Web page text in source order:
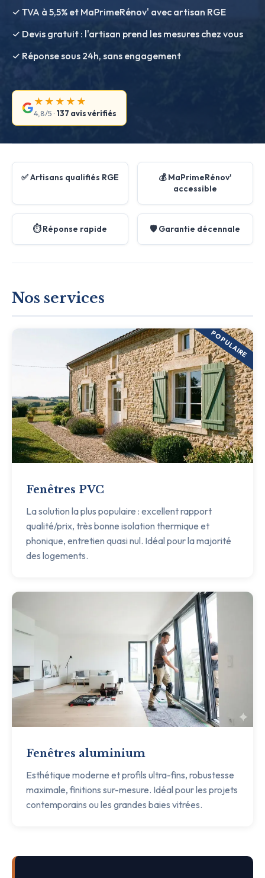
✓ TVA à 5,5% et MaPrimeRénov' avec artisan RGE
✓ Devis gratuit : l'artisan prend les mesures chez vous
✓ Réponse sous 24h, sans engagement
★★★★★
4,8/5 · 137 avis vérifiés
✅ Artisans qualifiés RGE
💰 MaPrimeRénov'
accessible
⏱️ Réponse rapide 🛡️ Garantie décennale
Nos services
POPULAIRE
Fenêtres PVC
La solution la plus populaire : excellent rapport
qualité/prix, très bonne isolation thermique et
phonique, entretien quasi nul. Idéal pour la majorité
des logements.
Fenêtres aluminium
Esthétique moderne et profils ultra-fins, robustesse
maximale, finitions sur-mesure. Idéal pour les projets
contemporains ou les grandes baies vitrées.